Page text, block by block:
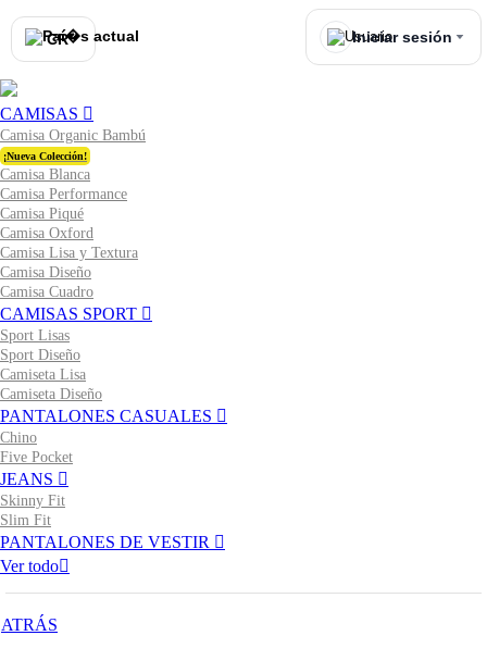
CR Iniciar sesión
CAMISAS
Camisa Organic Bambú
¡Nueva Colección!
Camisa Blanca
Camisa Performance
Camisa Piqué
Camisa Oxford
Camisa Lisa y Textura
Camisa Diseño
Camisa Cuadro
CAMISAS SPORT
Sport Lisas
Sport Diseño
Camiseta Lisa
Camiseta Diseño
PANTALONES CASUALES
Chino
Five Pocket
JEANS
Skinny Fit
Slim Fit
PANTALONES DE VESTIR
Ver todo
ATRÁS